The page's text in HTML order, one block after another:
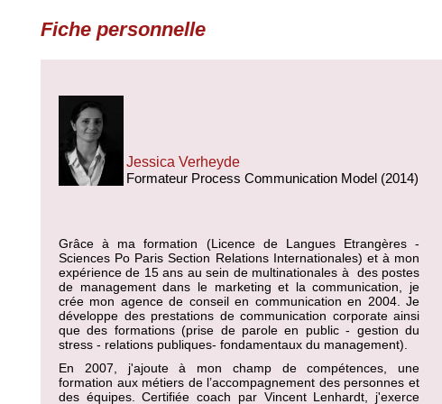
Fiche personnelle
Jessica Verheyde
Formateur Process Communication Model (2014)
Grâce à ma formation (Licence de Langues Etrangères -
Sciences Po Paris Section Relations Internationales) et à mon
expérience de 15 ans au sein de multinationales à
des postes
de management dans le marketing et la communication, je
crée mon agence de conseil en communication en 2004. Je
développe des prestations de communication corporate ainsi
que des formations (prise de parole en public - gestion du
stress - relations publiques- fondamentaux du management).
En 2007, j'ajoute à mon champ de compétences, une
formation aux métiers de l’accompagnement des personnes et
des équipes. Certifiée coach par Vincent Lenhardt , j'exerce